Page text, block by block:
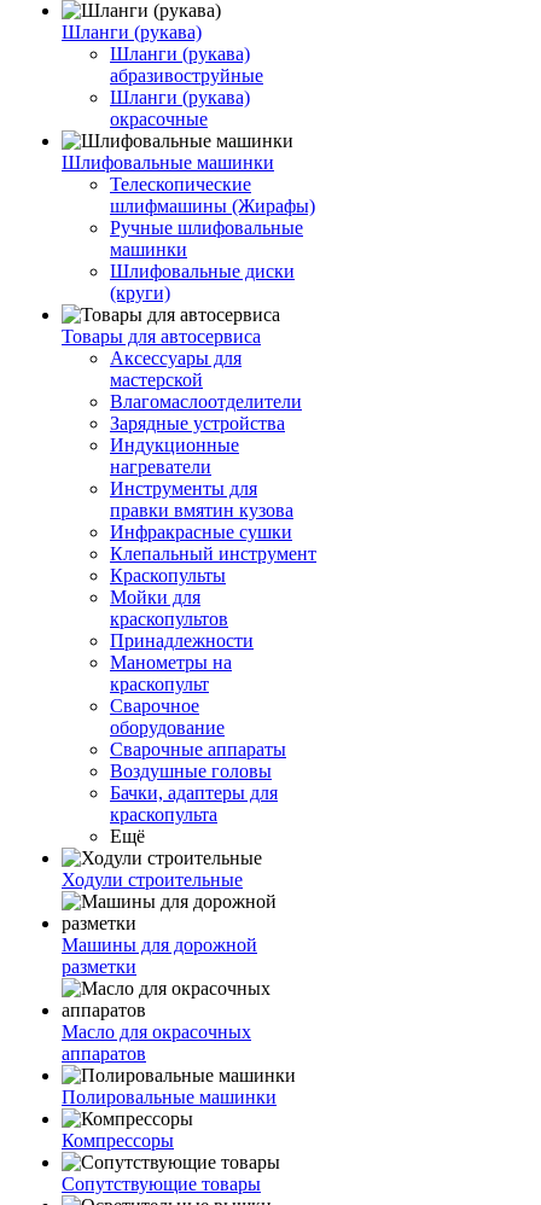
Шланги (рукава)
Шланги (рукава)
абразивоструйные
Шланги (рукава)
окрасочные
Шлифовальные машинки
Телескопические
шлифмашины (Жирафы)
Ручные шлифовальные
машинки
Шлифовальные диски
(круги)
Товары для автосервиса
Аксессуары для
мастерской
Влагомаслоотделители
Зарядные устройства
Индукционные
нагреватели
Инструменты для
правки вмятин кузова
Инфракрасные сушки
Клепальный инструмент
Краскопульты
Мойки для
краскопультов
Принадлежности
Манометры на
краскопульт
Сварочное
оборудование
Сварочные аппараты
Воздушные головы
Бачки, адаптеры для
краскопульта
Ещё
Ходули строительные
Машины для дорожной
разметки
Масло для окрасочных
аппаратов
Полировальные машинки
Компрессоры
Сопутствующие товары